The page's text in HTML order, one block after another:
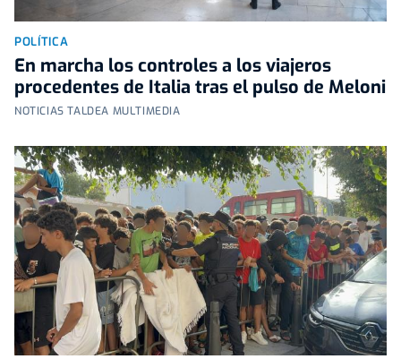
POLÍTICA
En marcha los controles a los viajeros
procedentes de Italia tras el pulso de Meloni
NOTICIAS TALDEA MULTIMEDIA